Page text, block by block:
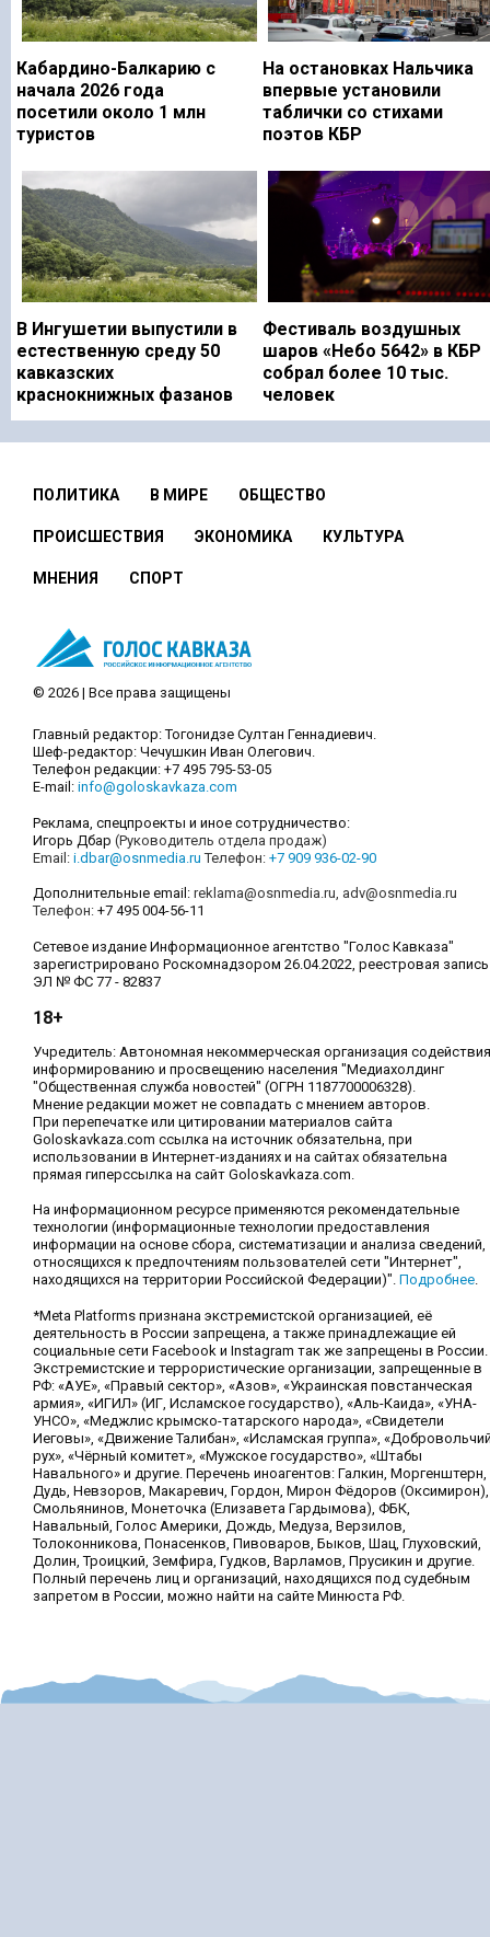
Кабардино-Балкарию с
начала 2026 года
посетили около 1 млн
туристов
На остановках Нальчика
впервые установили
таблички со стихами
поэтов КБР
В Ингушетии выпустили в
естественную среду 50
кавказских
краснокнижных фазанов
Фестиваль воздушных
шаров «Небо 5642» в КБР
собрал более 10 тыс.
человек
ПОЛИТИКА В МИРЕ ОБЩЕСТВО
ПРОИСШЕСТВИЯ ЭКОНОМИКА КУЛЬТУРА
МНЕНИЯ СПОРТ
© 2026 | Все права защищены
Главный редактор: Тогонидзе Султан Геннадиевич.
Шеф-редактор: Чечушкин Иван Олегович.
Телефон редакции: +7 495 795-53-05
E-mail: info@goloskavkaza.com
Реклама, спецпроекты и иное сотрудничество:
Игорь Дбар (Руководитель отдела продаж)
Email: i.dbar@osnmedia.ru Телефон: +7 909 936-02-90
Дополнительные email: reklama@osnmedia.ru adv@osnmedia.ru
Телефон: +7 495 004-56-11
Сетевое издание Информационное агентство "Голос Кавказа"
зарегистрировано Роскомнадзором 26.04.2022, реестровая запись
ЭЛ № ФС 77 - 82837
18+
Учредитель: Автономная некоммерческая организация содействия
информированию и просвещению населения "Медиахолдинг
"Общественная служба новостей" (ОГРН 1187700006328).
Мнение редакции может не совпадать с мнением авторов.
При перепечатке или цитировании материалов сайта
Goloskavkaza.com ссылка на источник обязательна, при
использовании в Интернет-изданиях и на сайтах обязательна
прямая гиперссылка на сайт Goloskavkaza.com.
На информационном ресурсе применяются рекомендательные
технологии (информационные технологии предоставления
информации на основе сбора, систематизации и анализа сведений,
относящихся к предпочтениям пользователей сети "Интернет",
находящихся на территории Российской Федерации)". Подробнее
*Meta Platforms признана экстремистской организацией, её
деятельность в России запрещена, а также принадлежащие ей
социальные сети Facebook и Instagram так же запрещены в России.
Экстремистские и террористические организации, запрещенные в
РФ: «АУЕ», «Правый сектор», «Азов», «Украинская повстанческая
армия», «ИГИЛ» (ИГ, Исламское государство), «Аль-Каида», «УНА-
УНСО», «Меджлис крымско-татарского народа», «Свидетели
Иеговы», «Движение Талибан», «Исламская группа»,
рух», «Чёрный комитет», «Мужское государство», «Штабы
Навального» и другие. Перечень иноагентов: Галкин, Моргенштерн,
Дудь, Невзоров, Макаревич, Гордон, Мирон Фёдоров (Оксимирон),
Смольянинов, Монеточка (Елизавета Гардымова), ФБК,
Навальный, Голос Америки, Дождь, Медуза, Верзилов,
Толоконникова, Понасенков, Пивоваров, Быков, Шац, Глуховский,
Долин, Троицкий, Земфира, Гудков, Варламов, Прусикин и другие.
Полный перечень лиц и организаций, находящихся под судебным
запретом в России, можно найти на сайте Минюста РФ.